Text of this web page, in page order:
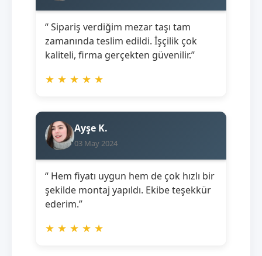
“ Sipariş verdiğim mezar taşı tam
zamanında teslim edildi. İşçilik çok
kaliteli, firma gerçekten güvenilir.”
★ ★ ★ ★ ★
Ayşe K.
03 May 2024
“ Hem fiyatı uygun hem de çok hızlı bir
şekilde montaj yapıldı. Ekibe teşekkür
ederim.”
★ ★ ★ ★ ★